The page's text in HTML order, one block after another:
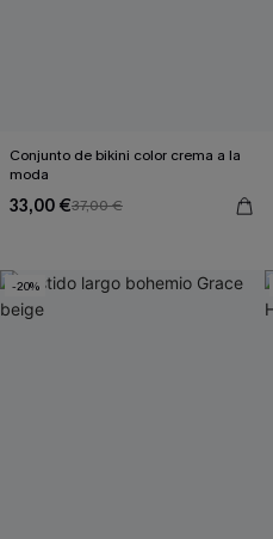
Conjunto de bikini color crema a la
moda
33,00 €37,00 €
-20%